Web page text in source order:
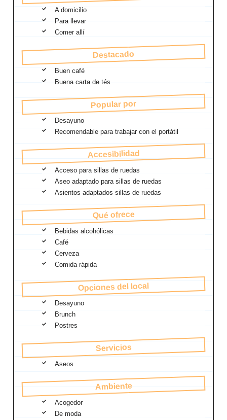
A domicilio
Para llevar
Comer allí
Destacado
Buen café
Buena carta de tés
Popular por
Desayuno
Recomendable para trabajar con el portátil
Accesibilidad
Acceso para sillas de ruedas
Aseo adaptado para sillas de ruedas
Asientos adaptados sillas de ruedas
Qué ofrece
Bebidas alcohólicas
Café
Cerveza
Comida rápida
Opciones del local
Desayuno
Brunch
Postres
Servicios
Aseos
Ambiente
Acogedor
De moda